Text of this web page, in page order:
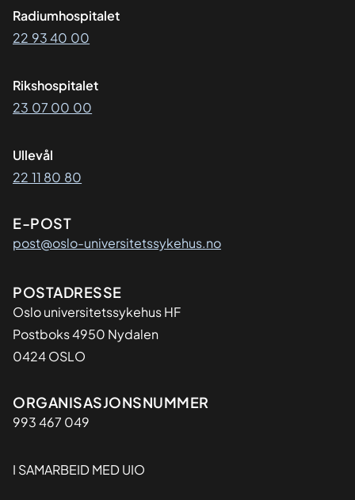
Radiumhospitalet
22 93 40 00
Rikshospitalet
23 07 00 00
Ullevål
22 11 80 80
E-POST
post@oslo-universitetssykehus.no
Adresse
POSTADRESSE
Oslo universitetssykehus HF
Postboks 4950 Nydalen
0424 OSLO
Organisasjon
ORGANISASJONSNUMMER
993 467 049
I SAMARBEID MED UIO